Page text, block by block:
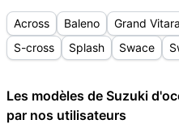
Across Baleno Grand Vitara
S-cross
Splash Swace
Les modèles de Suzuki
par nos utilisateurs